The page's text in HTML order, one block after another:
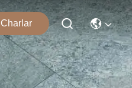
Charlar